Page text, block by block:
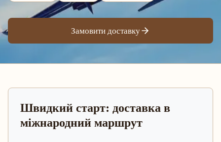
Замовити доставку
Швидкий старт: доставка в
міжнародний маршрут